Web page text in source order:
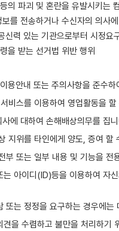
의 파괴 및 혼란을 유발시키는
를 전송하거나 수신자의 의사
력 있는 기관으로부터 시정요
을 받는 선거법 위반 행위
용안내 또는 주의사항을 준수
비스를 이용하여 영업활동을
에 대하여 손해배상의무를 집
지위를 타인에게 양도, 증여 할
또는 일부 내용 및 기능을 전
아이디(ID)등을 이용하여 자
는 정정을 요구하는 경우에
을 수렴하고 불만을 처리하기